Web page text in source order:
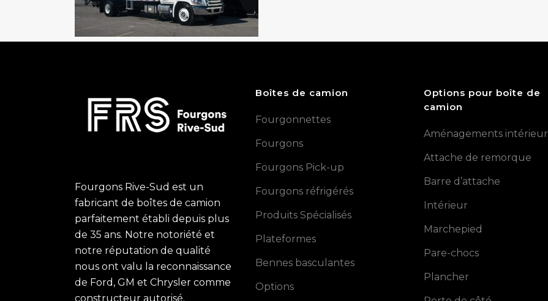
Fourgons Rive-Sud est un
fabricant de boîtes de camion
parfaitement établi depuis plus
de 35 ans. Notre notoriété et
notre réputation de qualité
nous ont valu la reconnaissance
de Ford, GM et Chrysler comme
constructeur autorisé.
Boîtes de camion
Fourgonnettes
Fourgons
Fourgons Pick-up
Fourgons réfrigérés
Produits Spécialisés
Plateformes
Bennes basculantes
Options
Options pour boîte de
camion
Aménagements intérieur
Attache de remorque
Barre d’attache
Intérieur
Marchepied
Pare-chocs
Plancher